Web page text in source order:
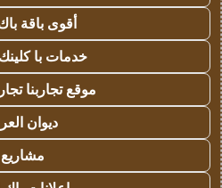
أقوى باقة
خدمات با كلينك 2026
موقع تجاربنا
ديوان
مشاريع